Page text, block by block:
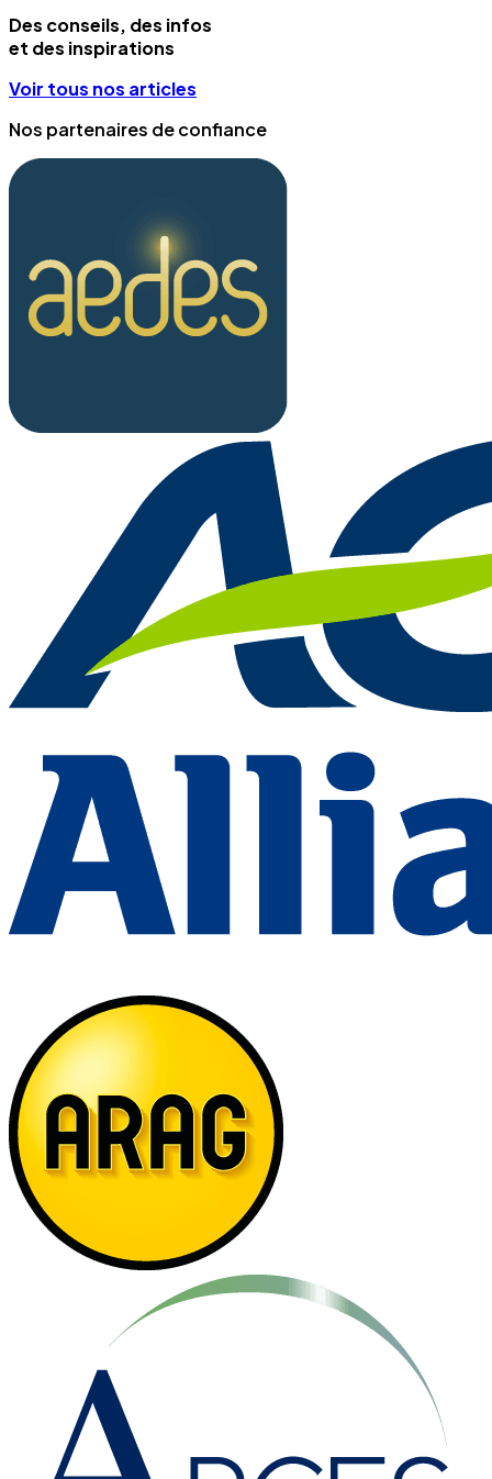
Des conseils, des infos
et des inspirations
Voir tous nos articles
Nos partenaires de confiance